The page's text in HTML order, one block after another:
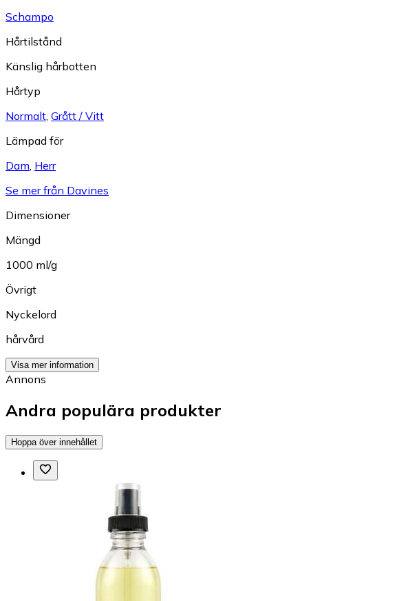
Schampo
Hårtilstånd
Känslig hårbotten
Hårtyp
Normalt Grått / Vitt
Lämpad för
Dam Herr
Se mer från Davines
Dimensioner
Mängd
1000 ml/g
Övrigt
Nyckelord
hårvård
Visa mer information
Annons
Andra populära produkter
Hoppa över innehållet